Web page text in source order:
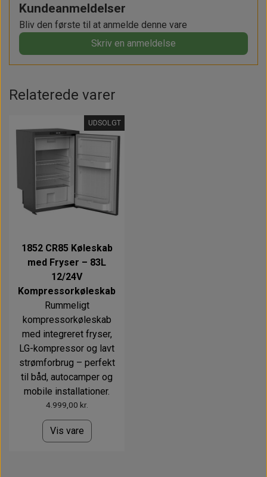
Kundeanmeldelser
Bliv den første til at anmelde denne vare
Skriv en anmeldelse
Relaterede varer
UDSOLGT
1852 CR85 Køleskab
med Fryser – 83L
12/24V
Kompressorkøleskab
Rummeligt
kompressorkøleskab
med integreret fryser,
LG-kompressor og lavt
strømforbrug – perfekt
til båd, autocamper og
mobile installationer.
4.999,00 kr.
Vis vare